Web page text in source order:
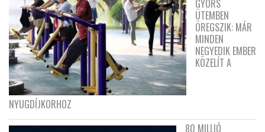
GYORS
ÜTEMBEN
ÖREGSZIK: MÁR
MINDEN
NEGYEDIK EMBER
KÖZELÍT A
NYUGDÍJKORHOZ
80 MILLIÓ